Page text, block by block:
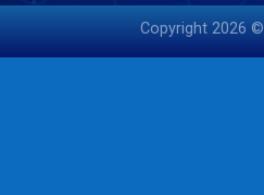
Copyright 2026 ©